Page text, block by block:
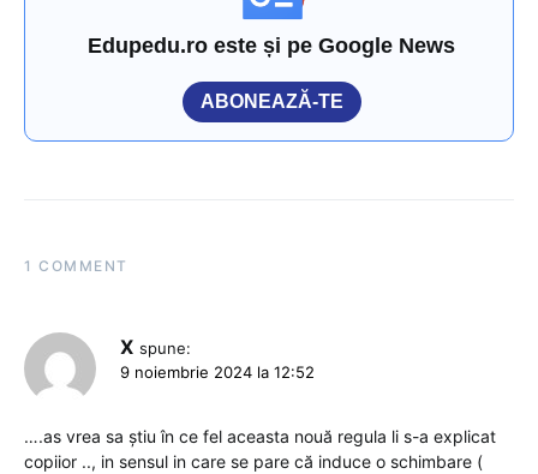
Edupedu.ro este și pe Google News
ABONEAZĂ-TE
1 COMMENT
X spune:
9 noiembrie 2024 la 12:52
….as vrea sa știu în ce fel aceasta nouă regula li s-a explicat
copiior .., in sensul in care se pare că induce o schimbare (